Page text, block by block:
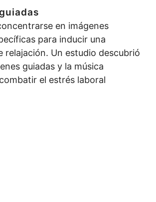
en imágenes
para inducir una
relajación. Un estudio descubrió
guiadas y la música
el estrés laboral